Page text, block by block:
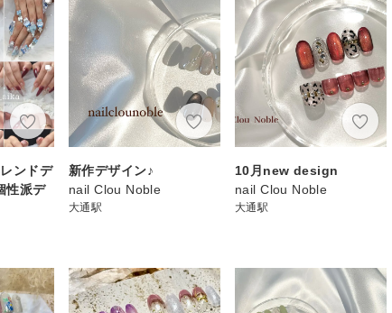
ンドデ
性派デ
新作デザイン♪
nail Clou Noble
大通駅
10月new design
nail Clou Noble
大通駅